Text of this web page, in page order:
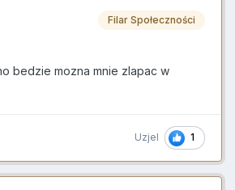
Filar Społeczności
bedzie mozna mnie zlapac w
Uzjel 1